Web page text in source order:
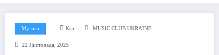
Музика Кліп MUSIC CLUB UKRAINE
22 Листопада, 2025